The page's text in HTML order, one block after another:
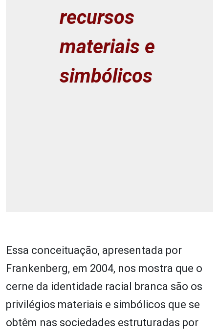
recursos
materiais e
simbólicos
Essa conceituação, apresentada por
Frankenberg, em 2004, nos mostra que o
cerne da identidade racial branca são os
privilégios materiais e simbólicos que se
obtêm nas sociedades estruturadas por